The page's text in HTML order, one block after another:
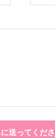
送ってくだ